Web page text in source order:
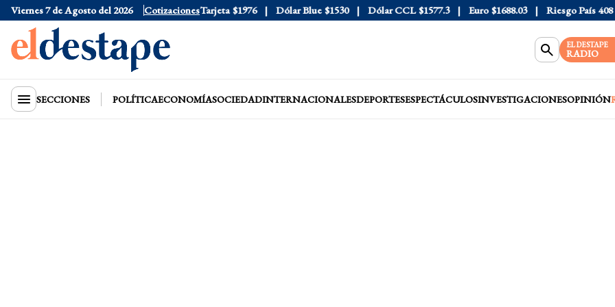
Viernes 7 de Agosto del 2026 Cotizaciones
Dólar Oficial $1520 Dólar Tarjeta $1976 Dólar Blue $1530 Dólar CCL $1577.3 Euro $1688.03 Riesgo País 408
EL DESTAPE
RADIO
SECCIONES POLÍTICAECONOMÍASOCIEDADINTERNACIONALESDEPORTESESPECTÁCULOSINVESTIGACIONESOPINIÓN